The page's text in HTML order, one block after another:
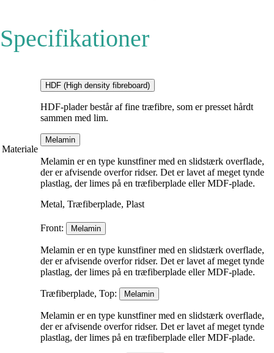
Specifikationer
Materiale
HDF (High density fibreboard)
HDF-plader består af fine træfibre, som er presset hårdt
sammen med lim.
Melamin
Melamin er en type kunstfiner med en slidstærk overflade,
der er afvisende overfor ridser. Det er lavet af meget tynde
plastlag, der limes på en træfiberplade eller MDF-plade.
Metal, Træfiberplade, Plast
Front: Melamin
Melamin er en type kunstfiner med en slidstærk overflade,
der er afvisende overfor ridser. Det er lavet af meget tynde
plastlag, der limes på en træfiberplade eller MDF-plade.
Træfiberplade, Top: Melamin
Melamin er en type kunstfiner med en slidstærk overflade,
der er afvisende overfor ridser. Det er lavet af meget tynde
plastlag, der limes på en træfiberplade eller MDF-plade.